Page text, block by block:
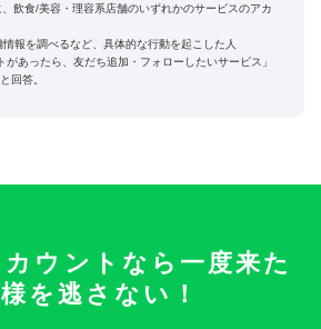
飲食/美容・理容系店舗のいずれかのサービスのアカ
報を調べるなど、具体的な行動を起こした人
があったら、友だち追加・フォローしたいサービス」
回答。
ウントなら 一度来た
を逃さない！